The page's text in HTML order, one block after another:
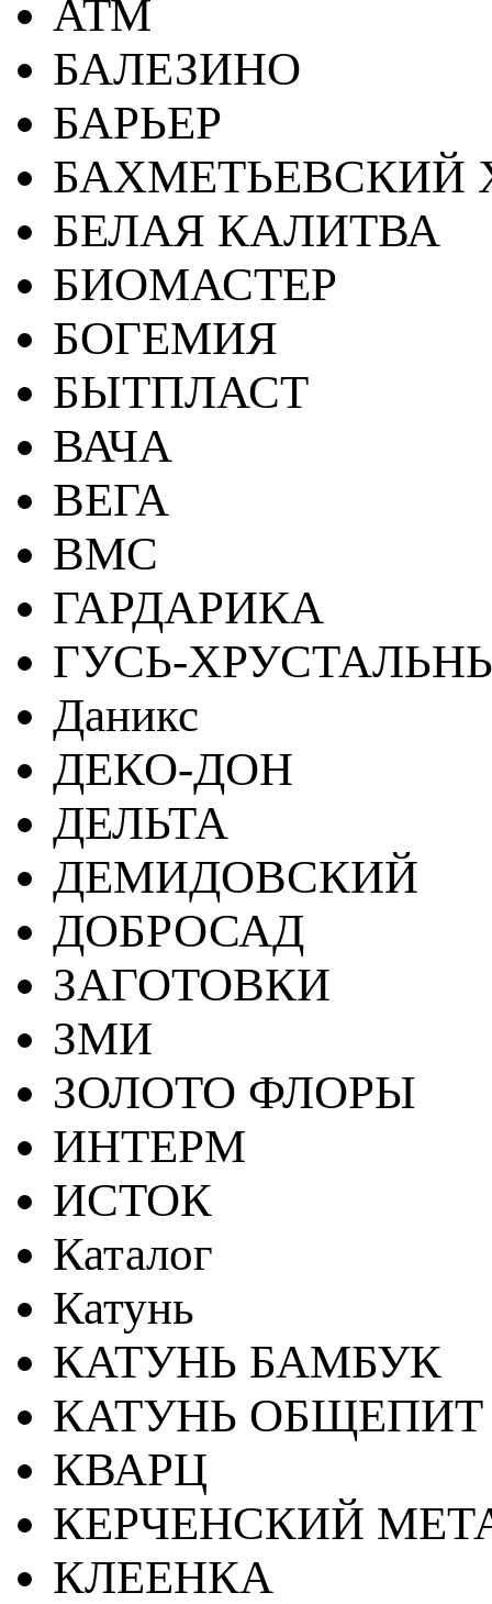
АТМ
БАЛЕЗИНО
БАРЬЕР
БАХМЕТЬЕВСКИЙ
БЕЛАЯ КАЛИТВА
БИОМАСТЕР
БОГЕМИЯ
БЫТПЛАСТ
ВАЧА
ВЕГА
ВМС
ГАРДАРИКА
ГУСЬ-
Даникс
ДЕКО-ДОН
ДЕЛЬТА
ДЕМИДОВСКИЙ
ДОБРОСАД
ЗАГОТОВКИ
ЗМИ
ЗОЛОТО ФЛОРЫ
ИНТЕРМ
ИСТОК
Каталог
Катунь
КАТУНЬ БАМБУК
КАТУНЬ ОБЩЕПИТ
КВАРЦ
КЕРЧЕНСКИЙ
КЛЕЕНКА